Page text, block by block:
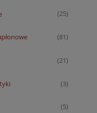
(25)
(81)
(21)
(3)
(5)